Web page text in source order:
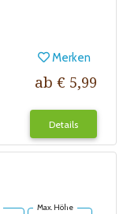
Merken
ab € 5,99
Details
Max. Höhe